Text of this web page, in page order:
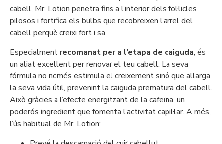
cabell, Mr. Lotion penetra fins a l’interior dels fol·licles
pilosos i fortifica els bulbs que recobreixen l’arrel del
cabell perquè creixi fort i sa.
Especialment recomanat per a l’etapa de caiguda, és
un aliat excel·lent per renovar el teu cabell. La seva
fórmula no només estimula el creixement sinó que allarga
la seva vida útil, prevenint la caiguda prematura del cabell.
Això gràcies a l’efecte energitzant de la cafeïna, un
poderós ingredient que fomenta l’activitat capil·lar. A més,
l’ús habitual de Mr. Lotion: